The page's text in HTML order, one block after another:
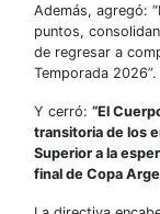
Además, agregó:
puntos,
de regresar a
Temporada 2026”.
Y cerró: “El
transitoria de los
Superior a la
final de Copa